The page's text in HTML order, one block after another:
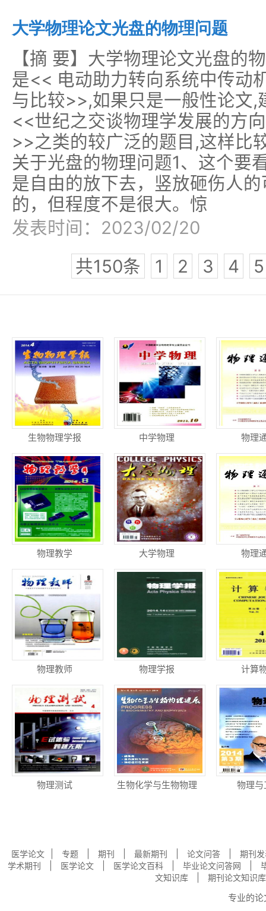
大学物理论文光盘的物理问题
【摘 要】大学物理论文光盘的
是<< 电动助力转向系统中传动
与比较>>,如果只是一般性论文
<<世纪之交谈物理学发展的方
>>之类的较广泛的题目,这样比
关于光盘的物理问题1、这个要
是自由的放下去，竖放砸伤人
的，但程度不是很大。惊
发表时间：2023/02/20
共150条
1 2 3 4 5
生物物理学报 中学物理 物理
物理教学 大学物理 物理
物理教师 物理学报 计算
物理测试
生物化学与生物物理
物理与
医学论文 专题 期刊 最新期刊 论文问答
期刊
学术期刊
医学论文 医学论文百科 毕业论文问答网
文知识库
期刊论文知识库
专业的论